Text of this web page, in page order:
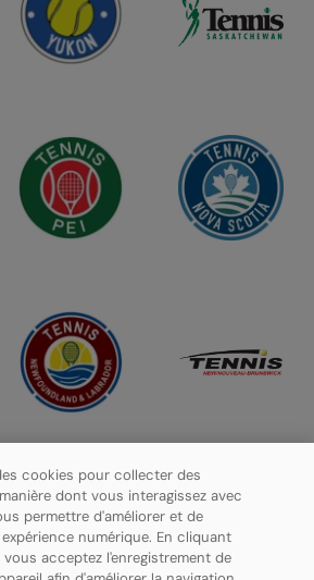
cookies pour collecter des
dont vous interagissez avec
permettre d'améliorer et de
numérique. En cliquant
acceptez l'enregistrement de